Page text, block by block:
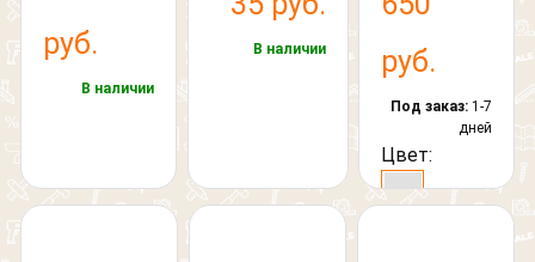
руб.
В наличии
В наличии
руб.
Под заказ: 1-7
дней
Цвет: